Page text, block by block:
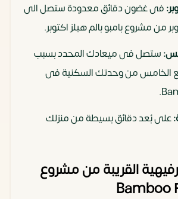
فى غضون دقائق معدودة ستصل الى
ستصل فى ميعادك المحدد بسبب
الخامس من وحدتك السكنية فى
على بُعد دقائق بسيطة من منزلك
القريبة من مشروع
Bamboo